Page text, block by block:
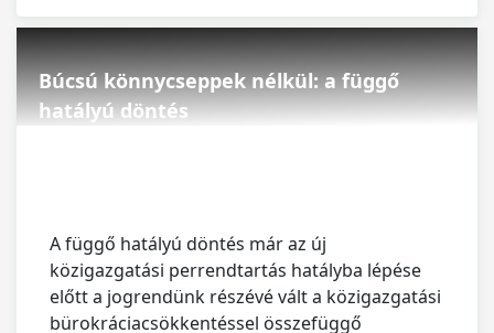
Búcsú könnycseppek nélkül: a függő
hatályú döntés
A függő hatályú döntés már az új
közigazgatási perrendtartás hatályba lépése
előtt a jogrendünk részévé vált a közigazgatási
bürokráciacsökkentéssel összefüggő